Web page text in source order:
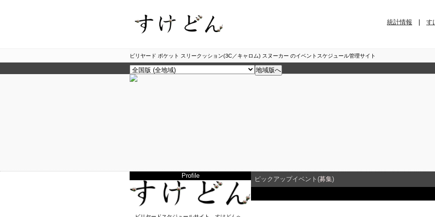
統計情報 | す
ビリヤード ポケット スリークッション(3C／キャロム) スヌーカー のイベントスケジュール管理サイト
Profile ピックアップイベント(募集)